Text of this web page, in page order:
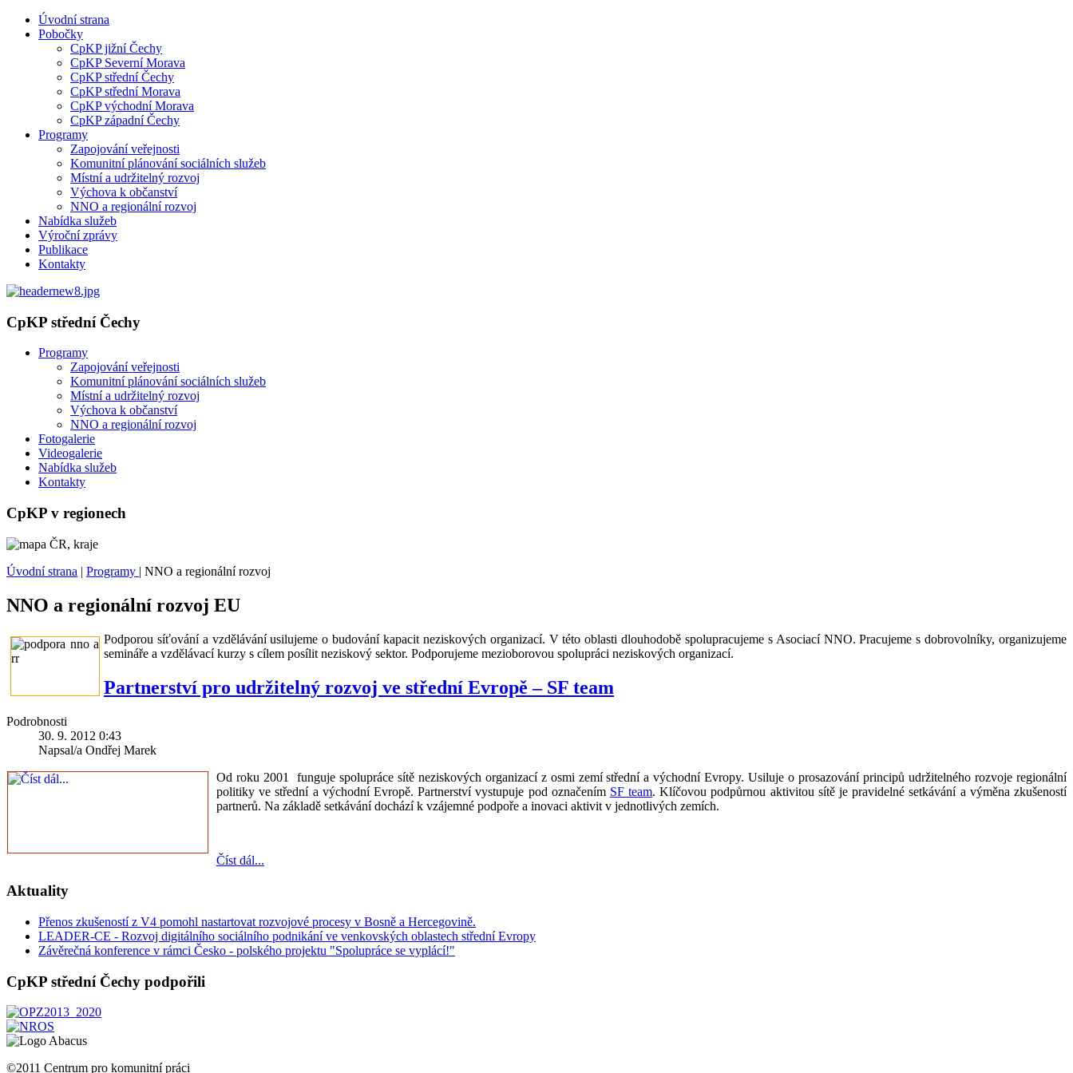
Úvodní strana
Pobočky
CpKP jižní Čechy
CpKP Severní Morava
CpKP střední Čechy
CpKP střední Morava
CpKP východní Morava
CpKP západní Čechy
Programy
Zapojování veřejnosti
Komunitní plánování sociálních služeb
Místní a udržitelný rozvoj
Výchova k občanství
NNO a regionální rozvoj
Nabídka služeb
Výroční zprávy
Publikace
Kontakty
CpKP střední Čechy
Programy
Zapojování veřejnosti
Komunitní plánování sociálních služeb
Místní a udržitelný rozvoj
Výchova k občanství
NNO a regionální rozvoj
Fotogalerie
Videogalerie
Nabídka služeb
Kontakty
CpKP v regionech
Úvodní strana | Programy | NNO a regionální rozvoj
NNO a regionální rozvoj EU
Podporou síťování a vzdělávání usilujeme o budování kapacit neziskových organizací. V této oblasti dlouhodobě spolupracujeme s Asociací NNO. Pracujeme s dobrovolníky, organizujeme
semináře a vzdělávací kurzy s cílem posílit neziskový sektor. Podporujeme mezioborovou spolupráci neziskových organizací.
Partnerství pro udržitelný rozvoj ve střední Evropě – SF team
Podrobnosti
30. 9. 2012 0:43
Napsal/a Ondřej Marek
Od roku 2001 funguje spolupráce sítě neziskových organizací z osmi zemí střední a východní Evropy. Usiluje o prosazování principů udržitelného rozvoje regionální
politiky ve střední a východní Evropě. Partnerství vystupuje pod označením SF team. Klíčovou podpůrnou aktivitou sítě je pravidelné setkávání a výměna zkušeností
partnerů. Na základě setkávání dochází k vzájemné podpoře a inovaci aktivit v jednotlivých zemích.
Číst dál...
Aktuality
Přenos zkušeností z V4 pomohl nastartovat rozvojové procesy v Bosně a Hercegovině.
LEADER-CE - Rozvoj digitálního sociálního podnikání ve venkovských oblastech střední Evropy
Závěrečná konference v rámci Česko - polského projektu "Spolupráce se vyplácí!"
CpKP střední Čechy podpořili
©2011 Centrum pro komunitní práci